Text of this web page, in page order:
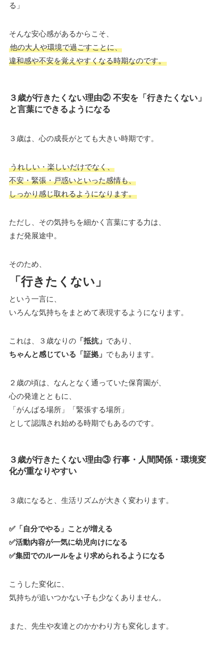
る」
そんな安心感があるからこそ、
他の大人や環境で過ごすことに、
違和感や不安を覚えやすくなる時期なのです。
３歳が行きたくない理由② 不安を「行きたくない」
と言葉にできるようになる
３歳は、心の成長がとても大きい時期です。
うれしい・楽しいだけでなく、
不安・緊張・戸惑いといった感情も、
しっかり感じ取れるようになります。
ただし、その気持ちを細かく言葉にする力は、
まだ発展途中。
そのため、
「行きたくない」
という一言に、
いろんな気持ちをまとめて表現するようになります。
これは、３歳なりの「抵抗」 であり、
ちゃんと感じている「証拠」 でもあります。
２歳の頃は、なんとなく通っていた保育園が、
心の発達とともに、
「がんばる場所」「緊張する場所」
として認識され始める時期でもあるのです。
３歳が行きたくない理由③ 行事・人間関係・環境変
化が重なりやすい
３歳になると、生活リズムが大きく変わります。
✅「自分でやる」ことが増える
✅活動内容が一気に幼児向けになる
✅集団でのルールをより求められるようになる
こうした変化に、
気持ちが追いつかない子も少なくありません。
また、先生や友達とのかかわり方も変化します。